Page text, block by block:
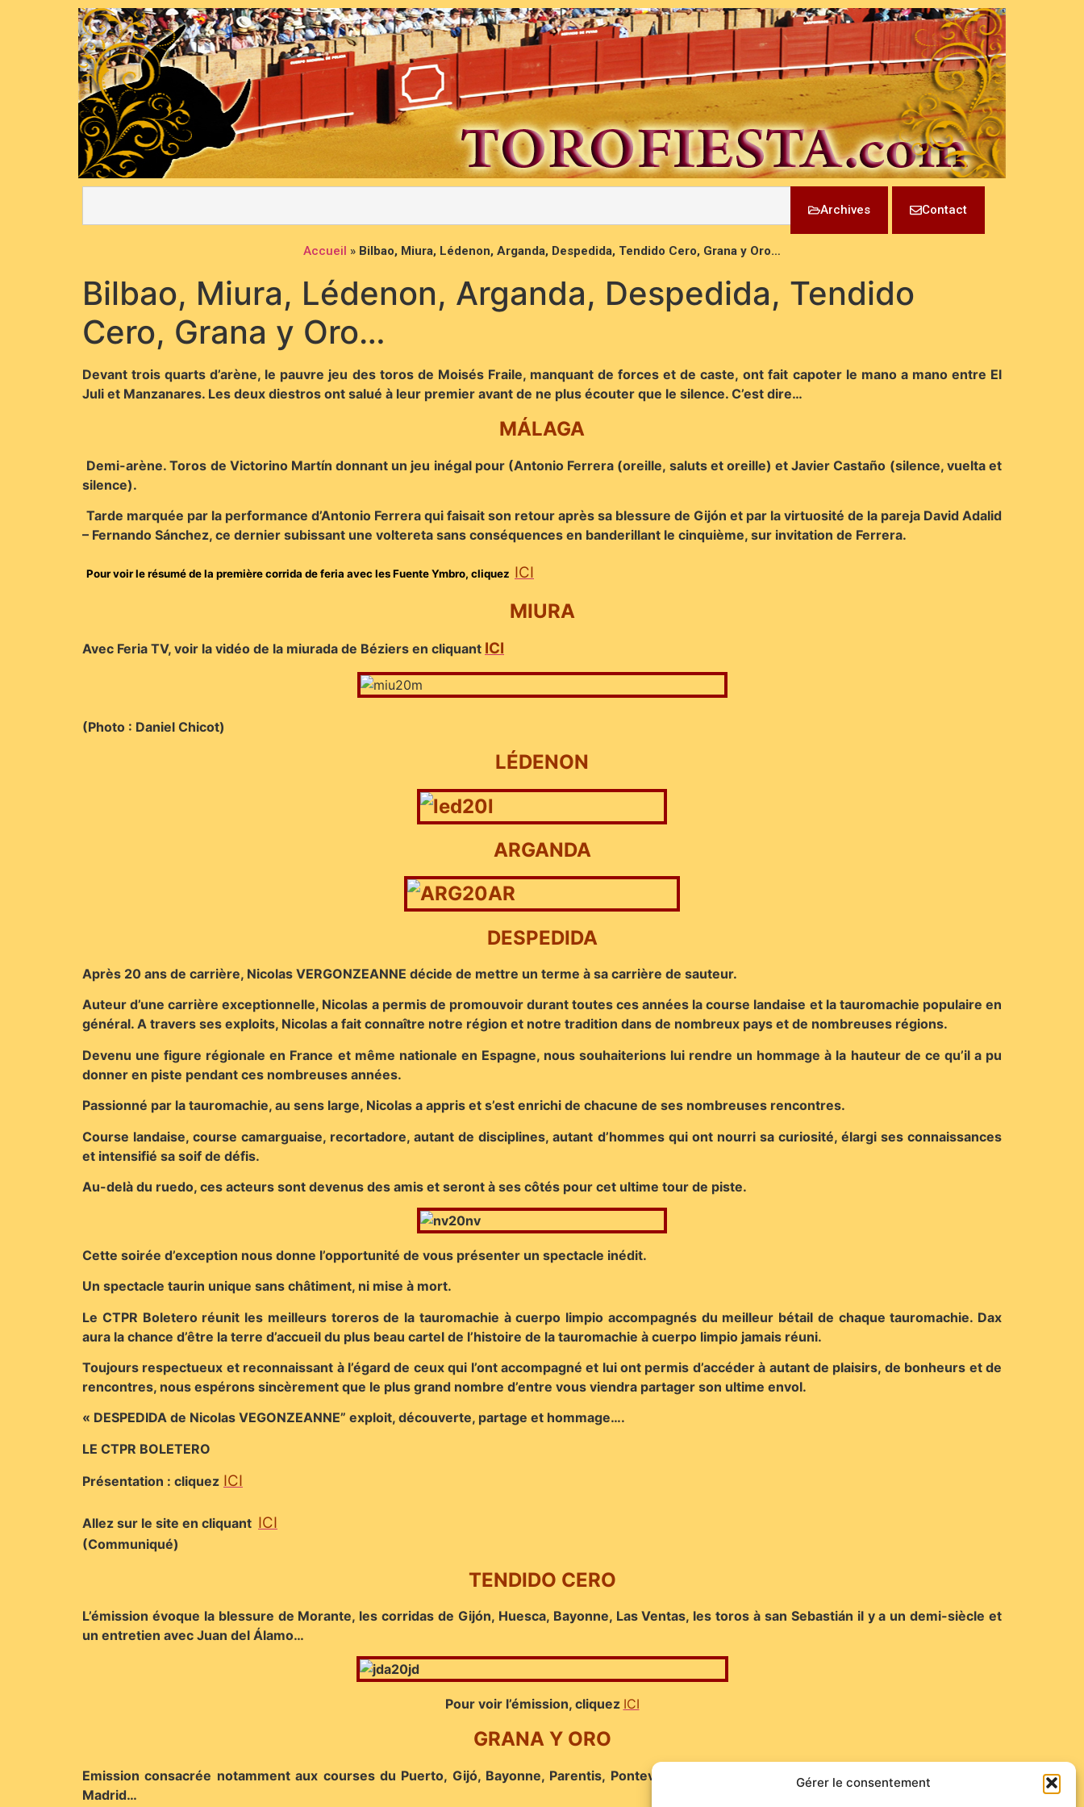
Gérer le consentement
Archives Contact
Accueil » Bilbao, Miura, Lédenon, Arganda, Despedida, Tendido Cero, Grana y Oro…
Bilbao, Miura, Lédenon, Arganda, Despedida, Tendido
Cero, Grana y Oro…
Devant trois quarts d’arène, le pauvre jeu des toros de Moisés Fraile, manquant de forces et de caste, ont fait capoter le mano a mano entre El
Juli et Manzanares. Les deux diestros ont salué à leur premier avant de ne plus écouter que le silence. C’est dire…
MÁLAGA
Demi-arène. Toros de Victorino Martín donnant un jeu inégal pour (Antonio Ferrera (oreille, saluts et oreille) et Javier Castaño (silence, vuelta et
silence).
Tarde marquée par la performance d’Antonio Ferrera qui faisait son retour après sa blessure de Gijón et par la virtuosité de la pareja David Adalid
– Fernando Sánchez, ce dernier subissant une voltereta sans conséquences en banderillant le cinquième, sur invitation de Ferrera.
Pour voir le résumé de la première corrida de feria avec les Fuente Ymbro, cliquez ICI
MIURA
Avec Feria TV, voir la vidéo de la miurada de Béziers en cliquant ICI
(Photo : Daniel Chicot)
LÉDENON
ARGANDA
DESPEDIDA
Après 20 ans de carrière, Nicolas VERGONZEANNE décide de mettre un terme à sa carrière de sauteur.
Auteur d’une carrière exceptionnelle, Nicolas a permis de promouvoir durant toutes ces années la course landaise et la tauromachie populaire en
général. A travers ses exploits, Nicolas a fait connaître notre région et notre tradition dans de nombreux pays et de nombreuses régions.
Devenu une figure régionale en France et même nationale en Espagne, nous souhaiterions lui rendre un hommage à la hauteur de ce qu’il a pu
donner en piste pendant ces nombreuses années.
Passionné par la tauromachie, au sens large, Nicolas a appris et s’est enrichi de chacune de ses nombreuses rencontres.
Course landaise, course camarguaise, recortadore, autant de disciplines, autant d’hommes qui ont nourri sa curiosité, élargi ses connaissances
et intensifié sa soif de défis.
Au-delà du ruedo, ces acteurs sont devenus des amis et seront à ses côtés pour cet ultime tour de piste.
Cette soirée d’exception nous donne l’opportunité de vous présenter un spectacle inédit.
Un spectacle taurin unique sans châtiment, ni mise à mort.
Le CTPR Boletero réunit les meilleurs toreros de la tauromachie à cuerpo limpio accompagnés du meilleur bétail de chaque tauromachie. Dax
aura la chance d’être la terre d’accueil du plus beau cartel de l’histoire de la tauromachie à cuerpo limpio jamais réuni.
Toujours respectueux et reconnaissant à l’égard de ceux qui l’ont accompagné et lui ont permis d’accéder à autant de plaisirs, de bonheurs et de
rencontres, nous espérons sincèrement que le plus grand nombre d’entre vous viendra partager son ultime envol.
« DESPEDIDA de Nicolas VEGONZEANNE” exploit, découverte, partage et hommage….
LE CTPR BOLETERO
Présentation : cliquez ICI
Allez sur le site en cliquant ICI
(Communiqué)
TENDIDO CERO
L’émission évoque la blessure de Morante, les corridas de Gijón, Huesca, Bayonne, Las Ventas, les toros à san Sebastián il y a un demi-siècle et
un entretien avec Juan del Álamo…
Pour voir l’émission, cliquez ICI
GRANA Y ORO
Emission consacrée notamment aux courses du Puerto, Gijó, Bayonne, Parentis, Pontevedra, Socuéllamos, Marbella, Les Saintes, Vic, Vitoria,
Madrid…